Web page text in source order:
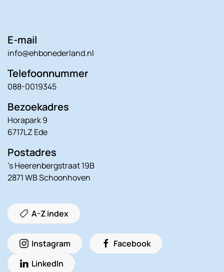
E-mail
info@ehbonederland.nl
Telefoonnummer
088-0019345
Bezoekadres
Horapark 9
6717LZ Ede
Postadres
’s Heerenbergstraat 19B
2871 WB Schoonhoven
A-Z index
Instagram
Facebook
LinkedIn